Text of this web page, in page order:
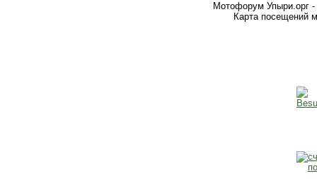
Мотофорум Упыри.орг -
Карта посещений